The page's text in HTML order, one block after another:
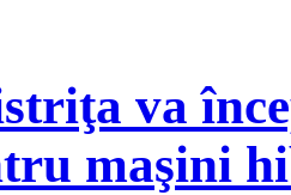
va
maşini